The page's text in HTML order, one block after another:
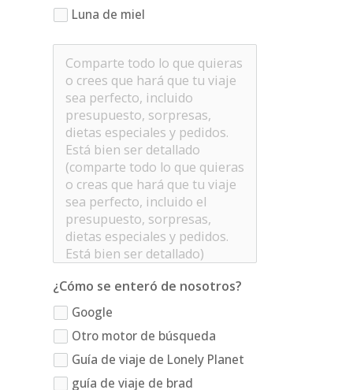
Luna de miel
¿Cómo se enteró de nosotros?
Google
Otro motor de búsqueda
Guía de viaje de Lonely Planet
guía de viaje de brad